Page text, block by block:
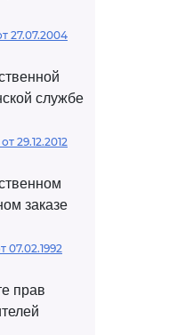
27.07.2004
службе
29.12.2012
заказе
07.02.1992
прав